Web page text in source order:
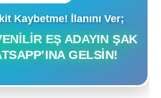
Kaybetme! İlanını Ver;
EŞ ADAYIN ŞAK
GELSIN!